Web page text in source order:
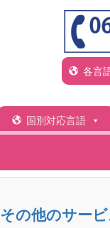
各言
国別対応言語
その他のサービ